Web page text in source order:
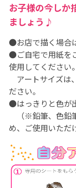
お子様の今しか
ましょう♪
●お店で描く場合
●ご自宅で用紙を
使用してください。
アートサイズは
ださい。
●はっきりと色が
（※鉛筆、色鉛
め、ご使用いただ